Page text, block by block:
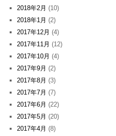
2018年2月 (10)
2018年1月 (2)
2017年12月 (4)
2017年11月 (12)
2017年10月 (4)
2017年9月 (2)
2017年8月 (3)
2017年7月 (7)
2017年6月 (22)
2017年5月 (20)
2017年4月 (8)